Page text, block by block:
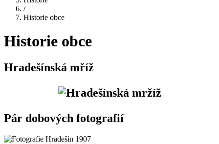
/
Historie obce
Historie obce
Hradešínská mříž
Pár dobových fotografií